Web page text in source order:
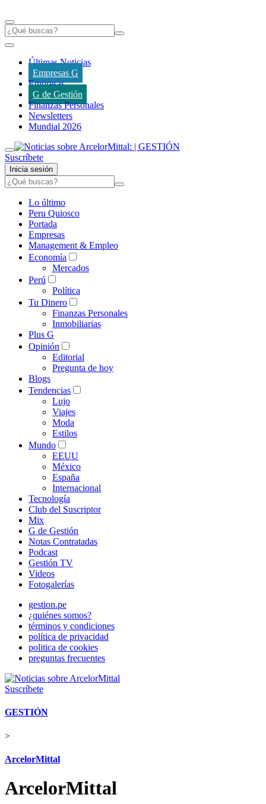
Últimas Noticias
Empresas G
Empresas
G de Gestión
Finanzas Personales
Newsletters
Mundial 2026
Suscríbete
Inicia sesión
Lo último
Peru Quiosco
Portada
Empresas
Management & Empleo
Economía
Mercados
Perú
Política
Tu Dinero
Finanzas Personales
Inmobiliarias
Plus G
Opinión
Editorial
Pregunta de hoy
Blogs
Tendencias
Lujo
Viajes
Moda
Estilos
Mundo
EEUU
México
España
Internacional
Tecnología
Club del Suscriptor
Mix
G de Gestión
Notas Contratadas
Podcast
Gestión TV
Videos
Fotogalerías
gestion.pe
¿quiénes somos?
términos y condiciones
política de privacidad
politica de cookies
preguntas frecuentes
Suscríbete
GESTIÓN
>
ArcelorMittal
ArcelorMittal